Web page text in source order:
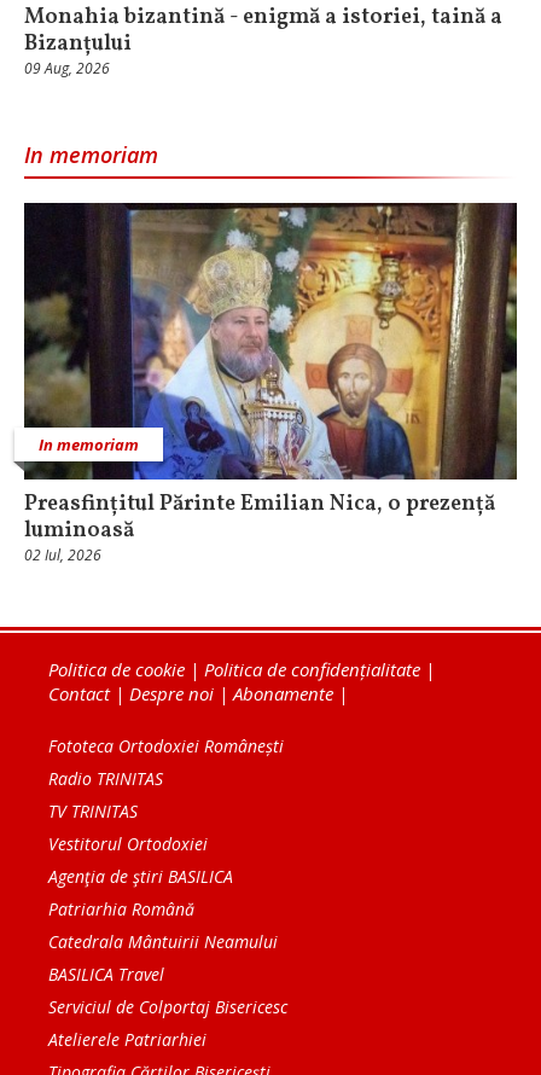
Monahia bizantină - enigmă a istoriei, taină a
Bizanțului
09 Aug, 2026
In memoriam
In memoriam
Preasfințitul Părinte Emilian Nica, o prezență
luminoasă
02 Iul, 2026
Politica de cookie | Politica de confidențialitate |
Contact| Despre noi |Abonamente |
Fototeca Ortodoxiei Românești
Radio TRINITAS
TV TRINITAS
Vestitorul Ortodoxiei
Agenţia de ştiri BASILICA
Patriarhia Română
Catedrala Mântuirii Neamului
BASILICA Travel
Serviciul de Colportaj Bisericesc
Atelierele Patriarhiei